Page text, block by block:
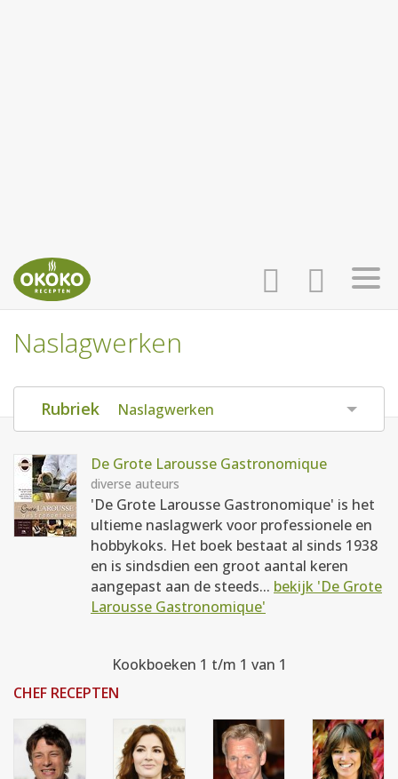
AANMELDEN
HOME
RECEPTEN
WEEKMENU'S
KOOKBOEKEN
Naslagwerken
Rubriek Naslagwerken
De Grote Larousse Gastronomique
diverse auteurs
'De Grote Larousse Gastronomique' is het
ultieme naslagwerk voor professionele en
hobbykoks. Het boek bestaat al sinds 1938
en is sindsdien een groot aantal keren
aangepast aan de steeds... bekijk 'De Grote
Larousse Gastronomique'
Kookboeken 1 t/m 1 van 1
CHEF RECEPTEN